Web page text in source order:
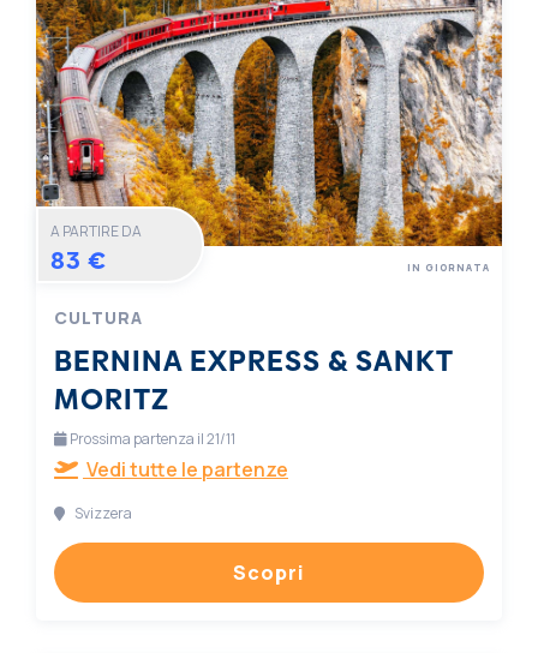
A PARTIRE DA
83 €
CULTURA
BERNINA EXPRESS & SANKT
MORITZ
IN GIORNATA
Prossima partenza il 21/11
Vedi tutte le partenze
Svizzera
Scopri